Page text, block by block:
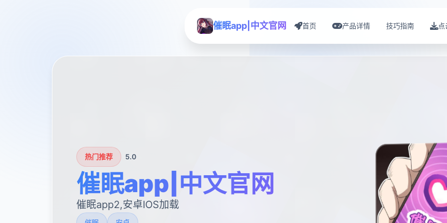
催眠app|中文官网 首页 产品详情 技巧指南 点
热门推荐 5.0
催眠app|中文官网
催眠app2,安卓IOS加载